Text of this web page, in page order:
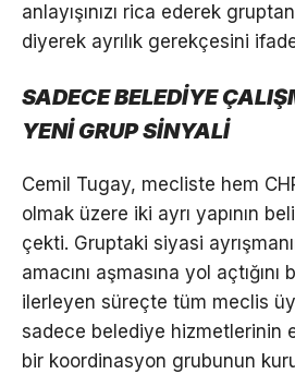
anlayışınızı rica ederek
diyerek ayrılık gerekçesini
SADECE BELEDİYE
YENİ GRUP SİNYALİ
Cemil Tugay, mecliste hem
olmak üzere iki ayrı yapının
çekti. Gruptaki siyasi
amacını aşmasına yol
ilerleyen süreçte tüm meclis
sadece belediye hizmetlerinin
bir koordinasyon grubunun